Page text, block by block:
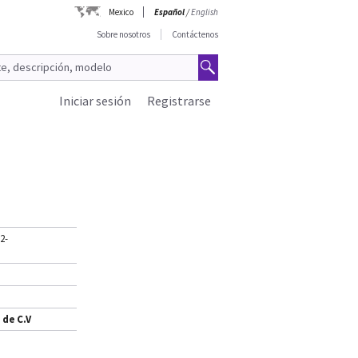
Mexico Español/English
Sobre nosotros
Contáctenos
Registrarse
Iniciar sesión
C.V